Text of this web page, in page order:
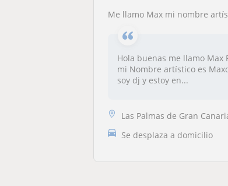
Me llamo Max mi nombre artístico es Maxdjtop y me encanta la música soy dj y quiero dar clases a
Hola buenas me llamo Max
mi Nombre artístico es
soy dj y estoy en...
Las Palmas de Gran
Se desplaza a domicilio